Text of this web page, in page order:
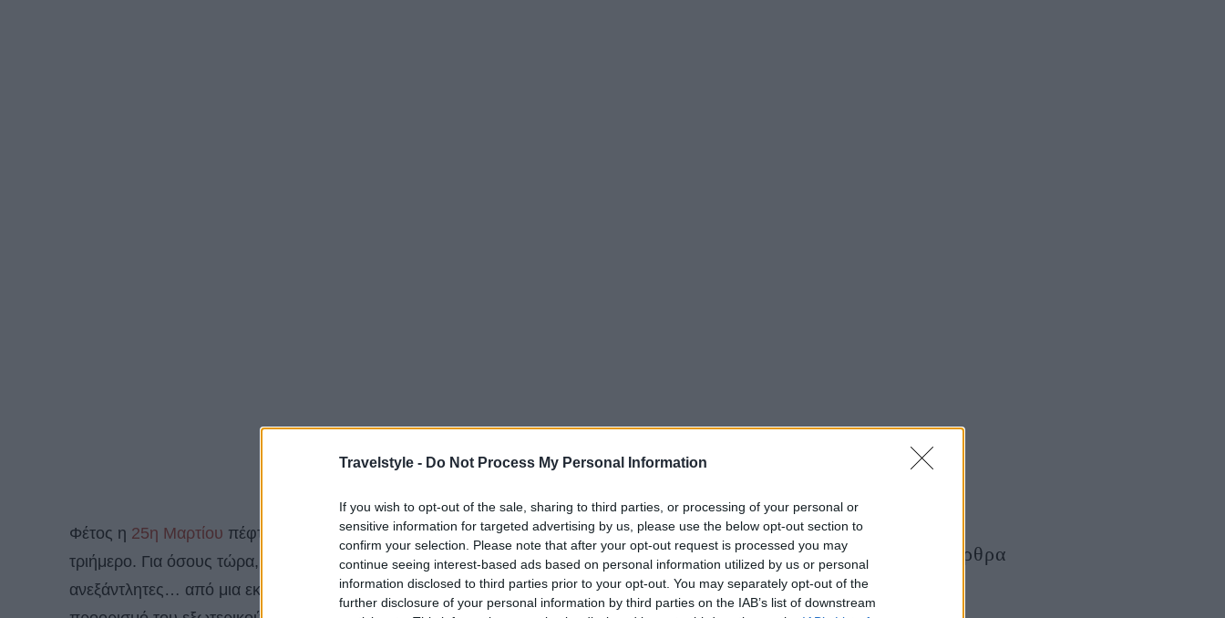
Travelstyle - Do Not Process My Personal Information
If you wish to opt-out of the sale, sharing to third parties, or processing of your personal or
sensitive information for targeted advertising by us, please use the below opt-out section to
confirm your selection. Please note that after your opt-out request is processed you may
continue seeing interest-based ads based on personal information utilized by us or personal
information disclosed to third parties prior to your opt-out. You may separately opt-out of the
further disclosure of your personal information by third parties on the IAB’s list of downstream
Φέτος η 25η Μαρτίου πέφτει Παρασκευή που αυτό σημαίνει ότι προκύπτει για πολλούς ένα ωραιότατο
τριήμερο. Για όσους τώρα, μπορούν και θέλουν να ταξιδέψουν αυτό το τριήμερο οι επιλογές είναι
ανεξάντλητες… από μια εκδρομή σε ένα πολύ κοντινό μέρος μέχρι ένα city break σε κάποιον
Τελευταία Άρθρα